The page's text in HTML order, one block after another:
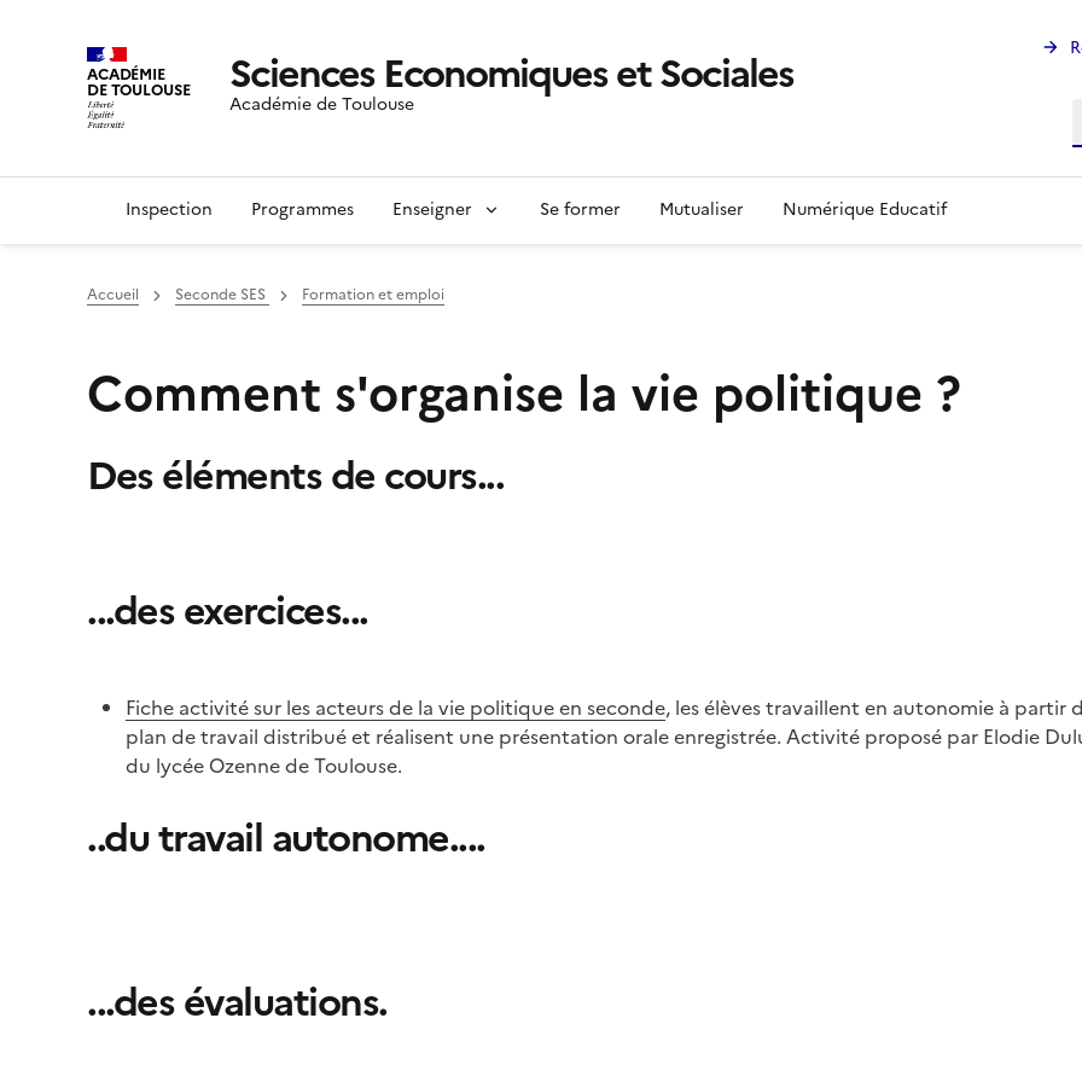
ACADÉMIE
DE TOULOUSE Sciences Economiques et Sociales
Académie de Toulouse
Inspection Programmes Enseigner Se former Mutualiser Numérique Educatif
Accueil Seconde SES Formation et emploi
Comment s'organise la vie politique ?
Des éléments de cours...
...des exercices...
Fiche activité sur les acteurs de la vie politique en seconde, les élèves travaillent en autonomie à partir
plan de travail distribué et réalisent une présentation orale enregistrée. Activité proposé par Elodie
du lycée Ozenne de Toulouse.
..du travail autonome....
...des évaluations.